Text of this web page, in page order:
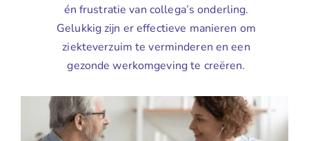
én frustratie van collega’s onderling.
Gelukkig zijn er effectieve manieren om
ziekteverzuim te verminderen en een
gezonde werkomgeving te creëren.